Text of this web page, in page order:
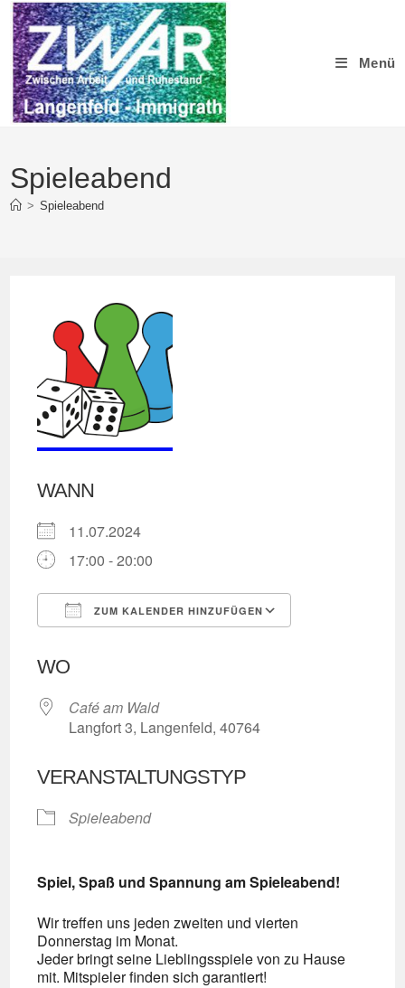
Zum
Inhalt
springen
Menü
Spieleabend
> Spieleabend
WANN
11.07.2024
17:00 - 20:00
ZUM KALENDER HINZUFÜGEN
WO
Café am Wald
Langfort 3, Langenfeld, 40764
VERANSTALTUNGSTYP
Spieleabend
Spiel, Spaß und Spannung am Spieleabend!
Wir treffen uns jeden zweiten und vierten
Donnerstag im Monat.
Jeder bringt seine Lieblingsspiele von zu Hause
mit. Mitspieler finden sich garantiert!